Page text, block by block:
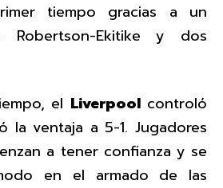
tiempo gracias a un
Robertson-Ekitike y dos
el Liverpoolcontroló
la ventaja a 5-1. Jugadores
a tener confianza y se
en el armado de las